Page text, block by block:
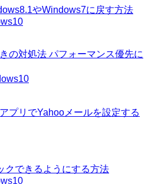
やWindows7に戻す方法
の対処法 パフォーマンス優先に
プリでYahooメールを設定する
クできるようにする方法